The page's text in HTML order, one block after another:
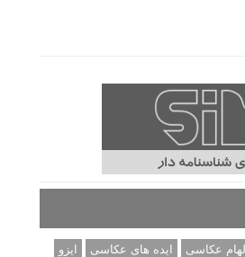
الهام عکاسی ایده های عکاسی
ایزو